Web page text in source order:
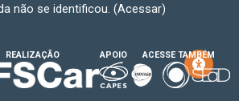
não se identificou. (Acessar)
REALIZAÇÃO APOIO ACESSE TAMBÉM